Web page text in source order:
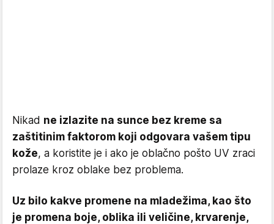
Nikad ne izlazite na sunce bez kreme sa
zaštitinim faktorom koji odgovara vašem tipu
kože, a koristite je i ako je oblačno pošto UV zraci
prolaze kroz oblake bez problema.
Uz bilo kakve promene na mladežima, kao što
je promena boje, oblika ili veličine, krvarenje,